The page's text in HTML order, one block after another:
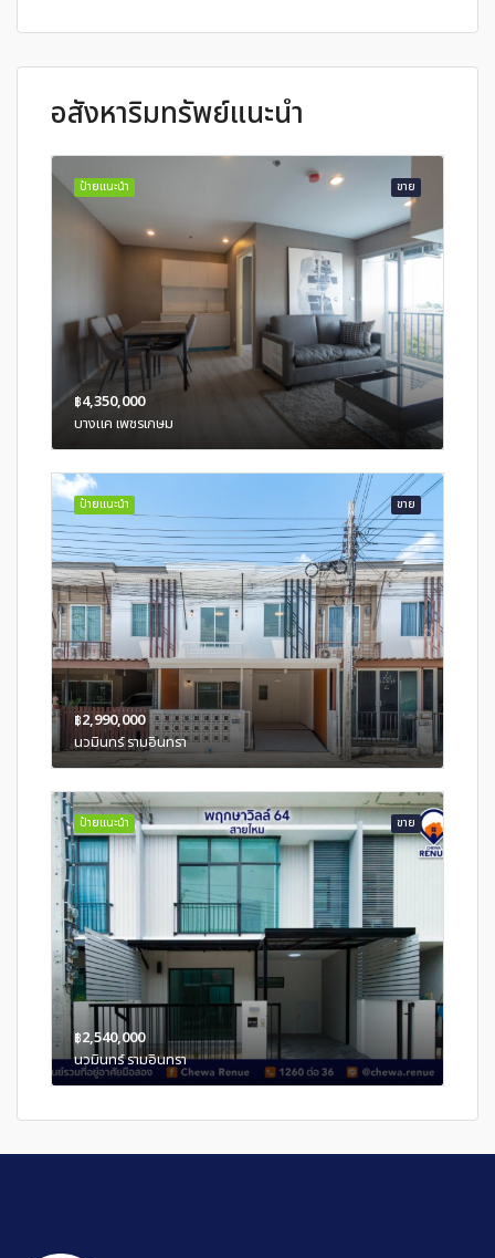
อสังหาริมทรัพย์แนะนำ
ขาย
ป้ายแนะนำ
฿4,350,000
บางแค เพชรเกษม
ขาย
ป้ายแนะนำ
฿2,990,000
นวมินทร์ รามอินทรา
ขาย
ป้ายแนะนำ
฿2,540,000
นวมินทร์ รามอินทรา